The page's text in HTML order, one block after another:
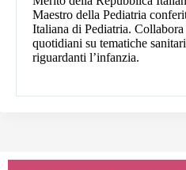
Maestro della Pediatria
Italiana di Pediatria.
quotidiani su tematiche
riguardanti l’infanzia.